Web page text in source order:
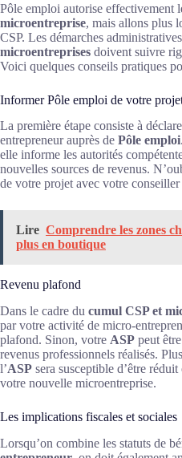
Pôle emploi autorise effectivement
microentreprise, mais allons plus
CSP. Les démarches
microentreprises doivent suivre
Voici quelques conseils pratiques
Informer Pôle emploi de votre
La première étape consiste à
entrepreneur auprès de Pôle emploi
elle informe les autorités
nouvelles sources de revenus.
de votre projet avec votre conseiller
Lire Comprendre les zones
plus en boutique
Revenu plafond
Dans le cadre du cumul CSP et
par votre activité de micro-
plafond. Sinon, votre ASP peut
revenus professionnels réalisés.
l’ASP sera susceptible d’être
votre nouvelle microentreprise.
Les implications fiscales et sociales
Lorsqu’on combine les statuts de